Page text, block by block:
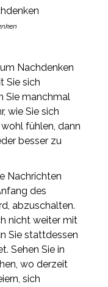
Nachdenken
Sie sich
Sie manchmal
wie Sie sich
fühlen, dann
besser zu
Nachrichten
des
abzuschalten.
nicht weiter mit
Sie stattdessen
Sehen Sie in
wo derzeit
sich